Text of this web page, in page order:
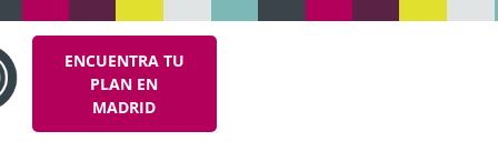
ENCUENTRA TU
PLAN EN
MADRID